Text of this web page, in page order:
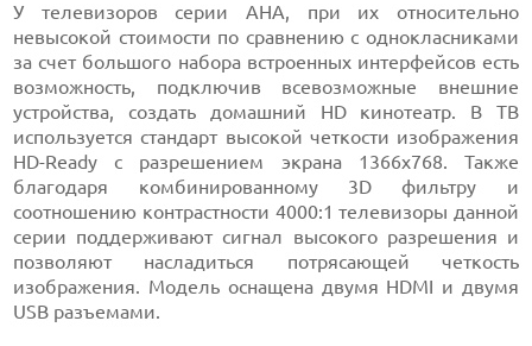
У телевизоров серии AHA, при их относительно
невысокой стоимости по сравнению с однокласниками
за счет большого набора встроенных интерфейсов есть
возможность, подключив всевозможные внешние
устройства, создать домашний HD кинотеатр. В ТВ
используется стандарт высокой четкости изображения
HD-Ready с разрешением экрана 1366x768. Также
благодаря комбинированному 3D фильтру и
соотношению контрастности 4000:1 телевизоры данной
серии поддерживают сигнал высокого разрешения и
позволяют насладиться потрясающей четкость
изображения. Модель оснащена двумя HDMI и двумя
USB разъемами.